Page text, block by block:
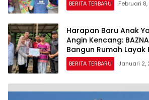
BERITA TERBARU Februari
Harapan Baru Anak
Angin Kencang:
Bangun Rumah Layak
BERITA TERBARU Januari 2,